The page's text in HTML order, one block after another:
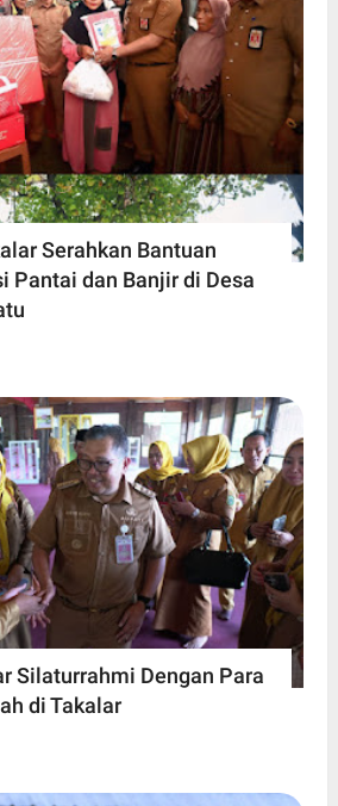
Serahkan Bantuan
Pantai dan Banjir di Desa
Silaturrahmi Dengan Para
di Takalar